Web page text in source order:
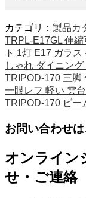
カテゴリ： 製品カ
TRPL-E17GL 伸
ト 1灯 E17 ガラ
しゃれ ダイニン
TRIPOD-170 三脚
一眼レフ 軽い 雲
TRIPOD-170 ビー
お問い合わせ
オンライン
せ・ご連絡